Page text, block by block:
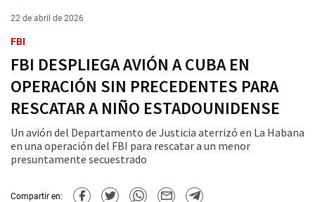
22 de abril de 2026
FBI
FBI DESPLIEGA AVIÓN A CUBA EN
OPERACIÓN SIN PRECEDENTES PARA
RESCATAR A NIÑO ESTADOUNIDENSE
Un avión del Departamento de Justicia aterrizó en La Habana
en una operación del FBI para rescatar a un menor
presuntamente secuestrado
Compartir en: